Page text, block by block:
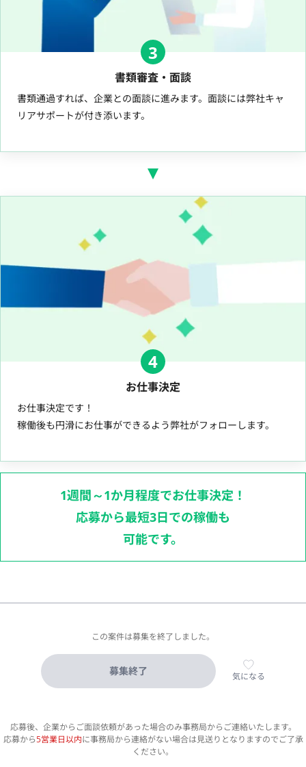
3
書類審査・面談
書類通過すれば、企業との面談に進みます。面談には弊社キャ
リアサポートが付き添います。
4
お仕事決定
お仕事決定です！
稼働後も円滑にお仕事ができるよう弊社がフォローします。
1週間～1か月程度でお仕事決定！
応募から最短3日での稼働も
可能です。
この案件は募集を終了しました。
募集終了 気になる
応募後、企業からご面談依頼があった場合のみ事務局からご連絡いたします。
応募から5営業日以内に事務局から連絡がない場合は見送りとなりますのでご了承
ください。